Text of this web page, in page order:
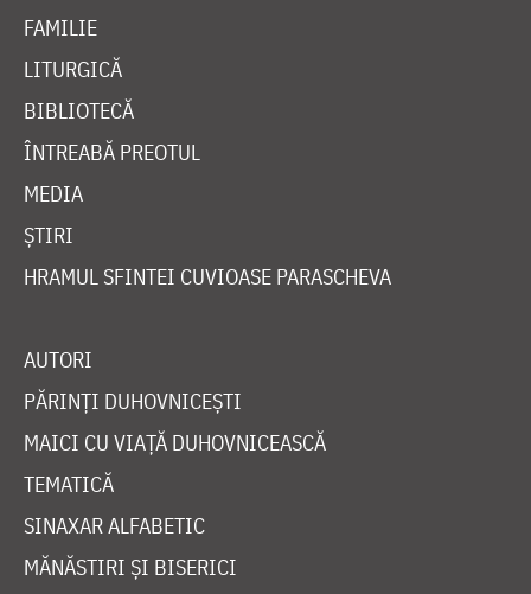
FAMILIE
LITURGICĂ
BIBLIOTECĂ
ÎNTREABĂ PREOTUL
MEDIA
ȘTIRI
HRAMUL SFINTEI CUVIOASE PARASCHEVA
AUTORI
PĂRINȚI DUHOVNICEȘTI
MAICI CU VIAȚĂ DUHOVNICEASCĂ
TEMATICĂ
SINAXAR ALFABETIC
MĂNĂSTIRI ȘI BISERICI